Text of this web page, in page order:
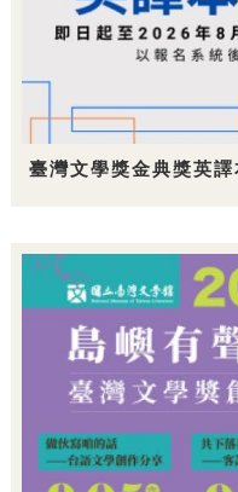
臺灣文學獎金典獎英